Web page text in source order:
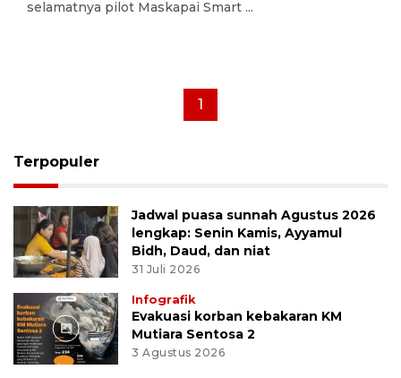
selamatnya pilot Maskapai Smart ...
1
Terpopuler
Jadwal puasa sunnah Agustus 2026
lengkap: Senin Kamis, Ayyamul
Bidh, Daud, dan niat
31 Juli 2026
Infografik
Evakuasi korban kebakaran KM
Mutiara Sentosa 2
3 Agustus 2026